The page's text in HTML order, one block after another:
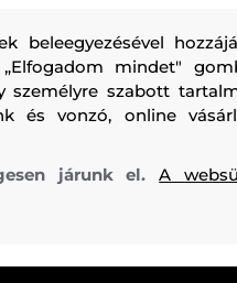
230W2123-722-KU-150
ELASZTÁN
beleegyezésével
mindet"
személyre szabott
és vonzó, online
járunk el.A